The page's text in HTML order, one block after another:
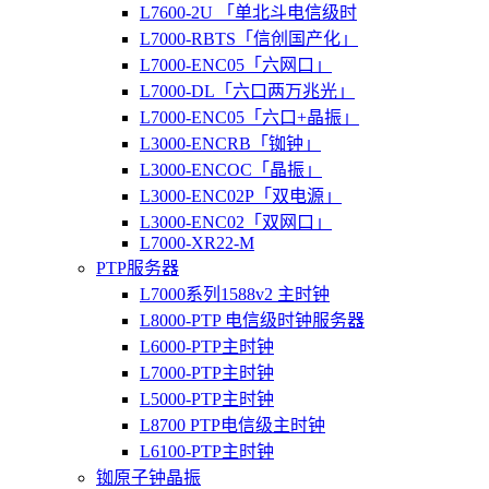
L7600-2U 「单北斗电信级时
L7000-RBTS「信创国产化」
L7000-ENC05「六网口」
L7000-DL「六口两万兆光」
L7000-ENC05「六口+晶振」
L3000-ENCRB「铷钟」
L3000-ENCOC「晶振」
L3000-ENC02P「双电源」
L3000-ENC02「双网口」
L7000-XR22-M
PTP服务器
L7000系列1588v2 主时钟
L8000-PTP 电信级时钟服务器
L6000-PTP主时钟
L7000-PTP主时钟
L5000-PTP主时钟
L8700 PTP电信级主时钟
L6100-PTP主时钟
铷原子钟晶振